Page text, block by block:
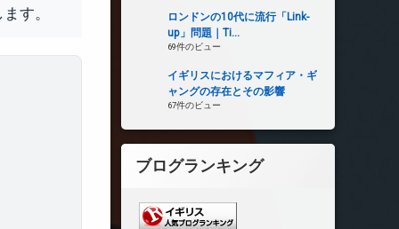
す。
ロンドンの10代に流行「Link-
up」問題｜Ti...
69件のビュー
イギリスにおけるマフィア・ギ
ャングの存在とその影響
67件のビュー
ブログランキング